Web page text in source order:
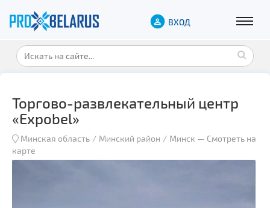
ВХОД
Торгово-развлекательный центр
«Expobel»
Минская область Минский район Минск — Смотреть на
карте